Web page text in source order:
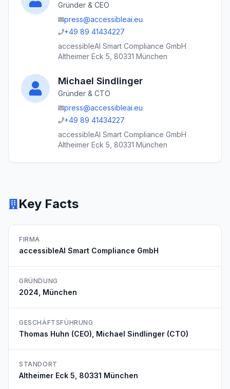
Gründer & CEO
press@accessibleai.eu
+49 89 41434227
accessibleAI Smart Compliance GmbH
Altheimer Eck 5, 80331 München
Michael Sindlinger
Gründer & CTO
press@accessibleai.eu
+49 89 41434227
accessibleAI Smart Compliance GmbH
Altheimer Eck 5, 80331 München
Key Facts
FIRMA
accessibleAI Smart Compliance GmbH
GRÜNDUNG
2024, München
GESCHÄFTSFÜHRUNG
Thomas Huhn (CEO), Michael Sindlinger (CTO)
STANDORT
Altheimer Eck 5, 80331 München